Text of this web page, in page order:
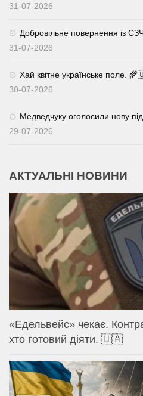
31-07-2026
Добровільне повернення із
31-07-2026
Хай квітне українське поле.
30-07-2026
Медведчуку оголосили нову
29-07-2026
АКТУАЛЬНІ НОВИНИ
«Едельвейс» чекає.
хто готовий діяти. 🇺🇦